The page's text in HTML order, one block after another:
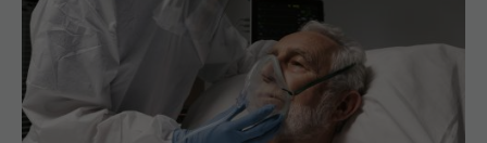
A fost infectat cu coronavirus timp de 613 zile.
Cazul lui a uimit cercetătorii: Conduce la apariția
unor variante unice, sensibile